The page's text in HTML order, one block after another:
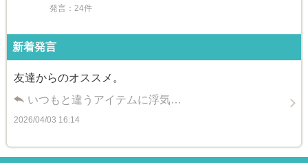
発言：24件
新着発言
友達からのオススメ。
いつもと違うアイテムに浮気…
2026/04/03 16:14